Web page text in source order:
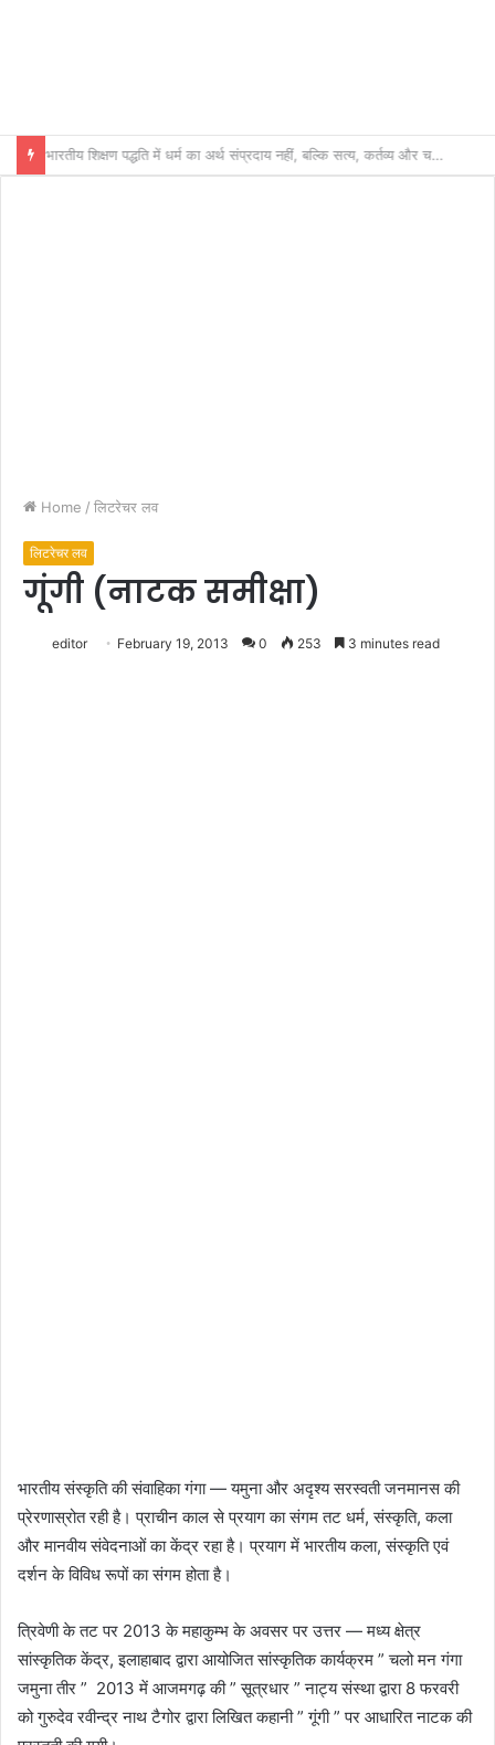
Home / लिटरेचर लव
लिटरेचर लव
गूंगी (नाटक समीक्षा)
editor February 19, 2013 0 253 3 minutes read
भारतीय संस्कृति की संवाहिका गंगा — यमुना और अदृश्य सरस्वती जनमानस की
प्रेरणास्रोत रही है। प्राचीन काल से प्रयाग का संगम तट धर्म, संस्कृति, कला
और मानवीय संवेदनाओं का केंद्र रहा है। प्रयाग में भारतीय कला, संस्कृति एवं
दर्शन के विविध रूपों का संगम होता है।
त्रिवेणी के तट पर 2013 के महाकुम्भ के अवसर पर उत्तर — मध्य क्षेत्र
सांस्कृतिक केंद्र, इलाहाबाद द्वारा आयोजित सांस्कृतिक कार्यक्रम ” चलो मन गंगा
जमुना तीर ” 2013 में आजमगढ़ की ” सूत्रधार ” नाट्य संस्था द्वारा 8 फरवरी
को गुरुदेव रवीन्द्र नाथ टैगोर द्वारा लिखित कहानी ” गूंगी ” पर आधारित नाटक की